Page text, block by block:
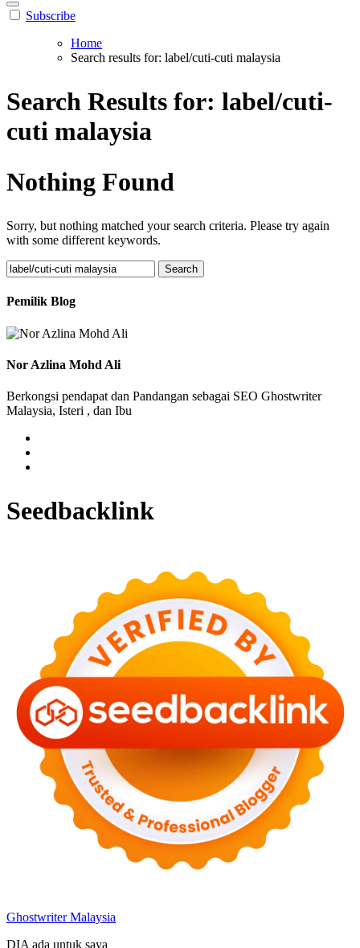
Subscribe
Home
Search results for: label/cuti-cuti malaysia
Search Results for: label/cuti-
cuti malaysia
Nothing Found
Sorry, but nothing matched your search criteria. Please try again
with some different keywords.
Search
for:
Pemilik Blog
Nor Azlina Mohd Ali
Berkongsi pendapat dan Pandangan sebagai SEO Ghostwriter
Malaysia, Isteri , dan Ibu
Seedbacklink
Ghostwriter Malaysia
DIA ada untuk saya